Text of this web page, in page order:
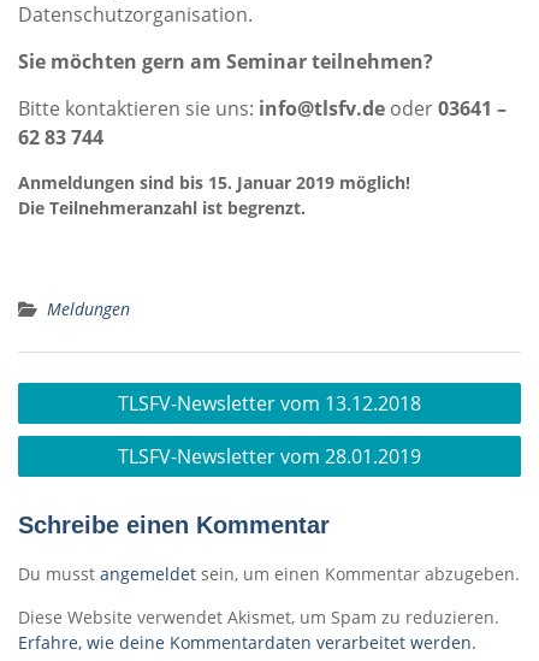
Datenschutzorganisation.
Sie möchten gern am Seminar teilnehmen?
Bitte kontaktieren sie uns: info@tlsfv.de oder03641 –
62 83 744
Anmeldungen sind bis 15. Januar 2019 möglich!
Die Teilnehmeranzahl ist begrenzt.
Meldungen
Beitragsnavigation
TLSFV-Newsletter vom 13.12.2018
TLSFV-Newsletter vom 28.01.2019
Schreibe einen Kommentar
Du musst angemeldet sein, um einen Kommentar abzugeben.
Diese Website verwendet Akismet, um Spam zu reduzieren.
Erfahre, wie deine Kommentardaten verarbeitet werden.